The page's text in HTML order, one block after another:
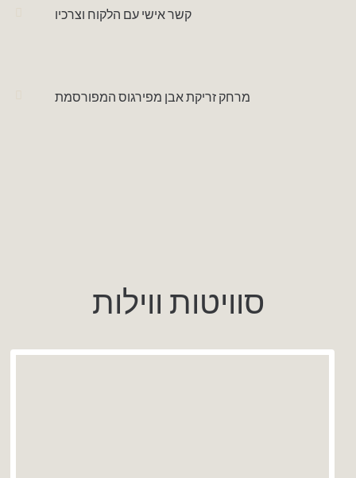
קשר אישי עם הלקוח וצרכיו
מרחק זריקת אבן מפירגוס המפורסמת
סוויטות ווילות